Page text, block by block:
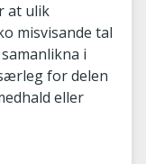
at ulik
misvisande tal
i
for delen
eller